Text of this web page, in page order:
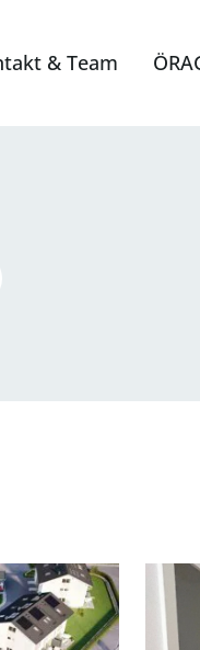
& Team
Straßwalchen Link